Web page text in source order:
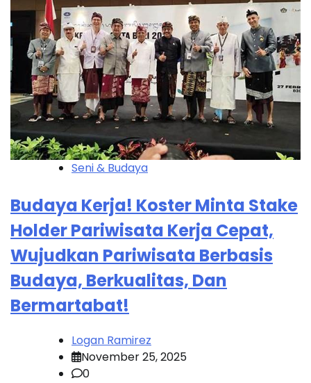
Seni & Budaya
Budaya Kerja! Koster Minta Stake
Holder Pariwisata Kerja Cepat,
Wujudkan Pariwisata Berbasis
Budaya, Berkualitas, Dan
Bermartabat!
Logan Ramirez
November 25, 2025
0